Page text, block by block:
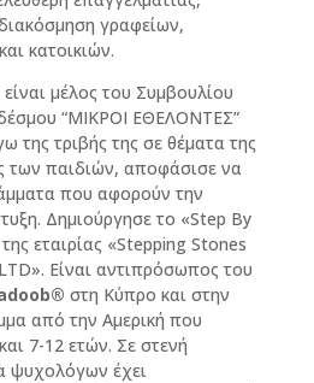
γραφείων,
κατοικιών.
μέλος του Συμβουλίου
“ΜΙΚΡΟΙ ΕΘΕΛΟΝΤΕΣ”
της τριβής της σε θέματα της
των παιδιών, αποφάσισε να
που αφορούν την
Δημιούργησε το «Step By
εταιρίας «Stepping Stones
Είναι αντιπρόσωπος του
στη Κύπρο και στην
από την Αμερική που
7-12 ετών. Σε στενή
ψυχολόγων έχει